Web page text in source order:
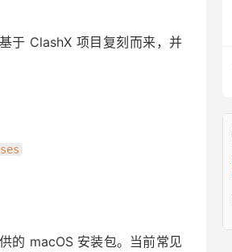
于 ClashX 项目复刻而来，并
的 macOS 安装包。当前常见